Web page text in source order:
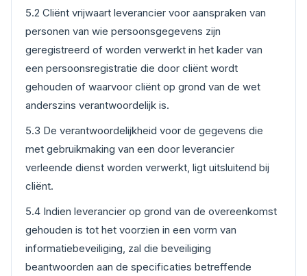
5.2 Cliënt vrijwaart leverancier voor aanspraken van
personen van wie persoonsgegevens zijn
geregistreerd of worden verwerkt in het kader van
een persoonsregistratie die door cliënt wordt
gehouden of waarvoor cliënt op grond van de wet
anderszins verantwoordelijk is.
5.3 De verantwoordelijkheid voor de gegevens die
met gebruikmaking van een door leverancier
verleende dienst worden verwerkt, ligt uitsluitend bij
cliënt.
5.4 Indien leverancier op grond van de overeenkomst
gehouden is tot het voorzien in een vorm van
informatiebeveiliging, zal die beveiliging
beantwoorden aan de specificaties betreffende